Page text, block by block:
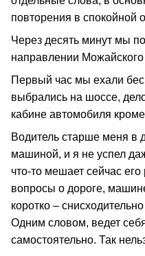
повторения в спокойной
Через десять минут мы
направлении
Первый час мы ехали
выбрались на шоссе,
кабине автомобиля
Водитель старше меня в
машиной, и я не успел
что-то мешает сейчас
вопросы о дороге,
коротко –
Одним словом, ведет
самостоятельно. Так